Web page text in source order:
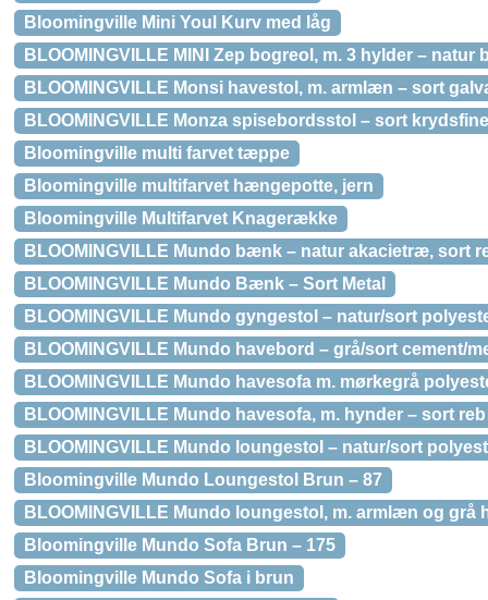
Bloomingville Mini Youl Kurv med låg
BLOOMINGVILLE MINI Zep bogreol, m. 3 hylder – natur
BLOOMINGVILLE Monsi havestol, m. armlæn – sort
BLOOMINGVILLE Monza spisebordsstol – sort
Bloomingville multi farvet tæppe
Bloomingville multifarvet hængepotte, jern
Bloomingville Multifarvet Knagerække
BLOOMINGVILLE Mundo bænk – natur akacietræ, sort
BLOOMINGVILLE Mundo Bænk – Sort Metal
BLOOMINGVILLE Mundo gyngestol – natur/sort
BLOOMINGVILLE Mundo havebord – grå/sort cement/
BLOOMINGVILLE Mundo havesofa m. mørkegrå
BLOOMINGVILLE Mundo havesofa, m. hynder – sort
BLOOMINGVILLE Mundo loungestol – natur/sort
Bloomingville Mundo Loungestol Brun – 87
BLOOMINGVILLE Mundo loungestol, m. armlæn og grå
Bloomingville Mundo Sofa Brun – 175
Bloomingville Mundo Sofa i brun